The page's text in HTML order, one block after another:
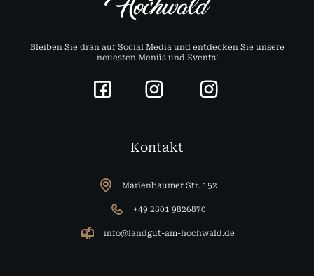
Kontakt
Marienbaumer Str. 152
+49 2801 9826870
info@landgut-am-hochwald.de
Bleiben Sie dran auf Social Media und entdecken Sie unsere
neuesten Menüs und Events!